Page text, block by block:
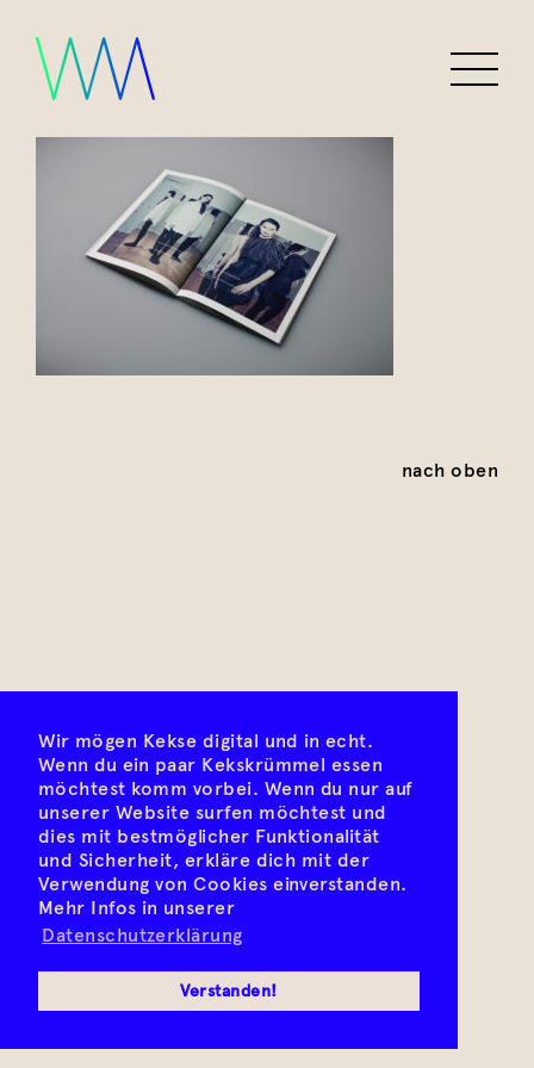
Wir mögen Kekse digital und in echt.
Wenn du ein paar Kekskrümmel essen
möchtest komm vorbei. Wenn du nur auf
unserer Website surfen möchtest und
dies mit bestmöglicher Funktionalität
und Sicherheit, erkläre dich mit der
Verwendung von Cookies einverstanden.
Mehr Infos in unserer
Datenschutzerklärung
Verstanden!
nach oben